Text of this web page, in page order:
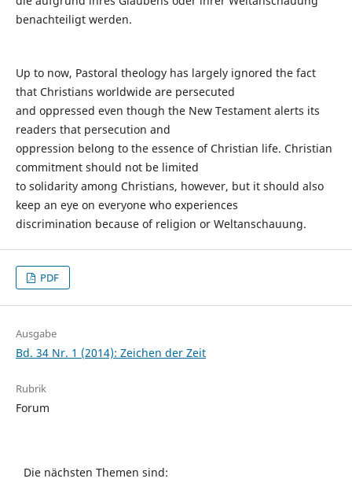
benachteiligt werden.
Up to now, Pastoral theology has largely ignored the fact
that Christians worldwide are persecuted
and oppressed even though the New Testament alerts its
readers that persecution and
oppression belong to the essence of Christian life. Christian
commitment should not be limited
to solidarity among Christians, however, but it should also
keep an eye on everyone who experiences
discrimination because of religion or Weltanschauung.
PDF
Ausgabe
Bd. 34 Nr. 1 (2014): Zeichen der Zeit
Rubrik
Forum
Die nächsten Themen sind: